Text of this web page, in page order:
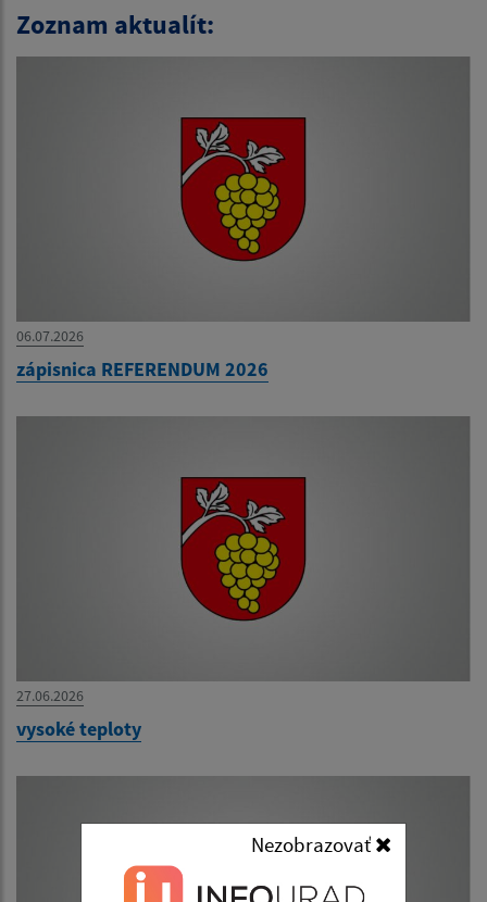
Nezobrazovať
Zoznam aktualít:
06.07.2026
zápisnica REFERENDUM 2026
27.06.2026
vysoké teploty